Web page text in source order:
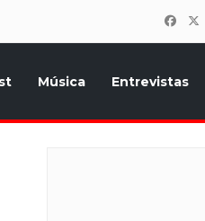
Música Entrevistas